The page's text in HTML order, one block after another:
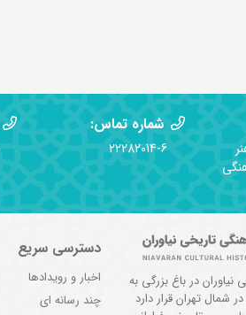
شماره تماس:
22282014-6
در باغ بزرگی به
11 هکتار در شمال تهران قرار دارد
دسترسی سریع
اخبار و رویدادها
چند رسانه ای